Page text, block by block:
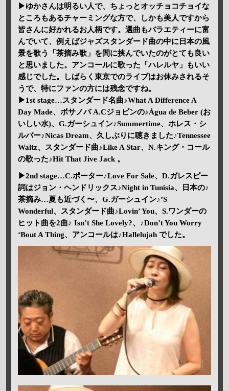
▶ゆかさんは明るい人で、ちょっとオッチョコチョイな
ところもあるチャーミングな方で、しかも美人ですから
皆さんに好かれるお人柄です。選曲もバラエティーに富
んでいて、例えばジャズスタンダード曲の中に日本の風
景を歌う「茶摘み歌」を間に挟んでいたのがとても良い
と思いました。アンコールに歌った「ハレルヤ」もいい
感じでした。しばらく東京でのライブはお休みされるそ
うで、特にファンの方には残念ですね。
▶1st stage…スタンダード名曲♪What A Difference A
Day Made、ボサノバ A.Cジョビンの♪Água de Beber (お
いしい水)、G.ガーシュイン♪Summertime、ホレス・シ
ルバー♪Nicas Dream、久しぶりに聴きました♪Tennessee
Waltz、スタンダード曲♪Like A Star、N.キング・コール
の歌った♪Hit That Jive Jack 。
▶2nd stage…C.ポーター♪Love For Sale、D.ガレスピー
詞はジョン・ヘンドリックス♪Night in Tunisia、日本の♪
茶摘み…夏も近づく〜、G.ガーシュイン♪’S
Wonderful、スタンダード曲♪Lovin’ You、S.ワンダーの
ヒット曲を2曲♪ Isn’t She Lovely?、♪Don’t You Worry
‘Bout A Thing、アンコールは♪Hallelujah でした。